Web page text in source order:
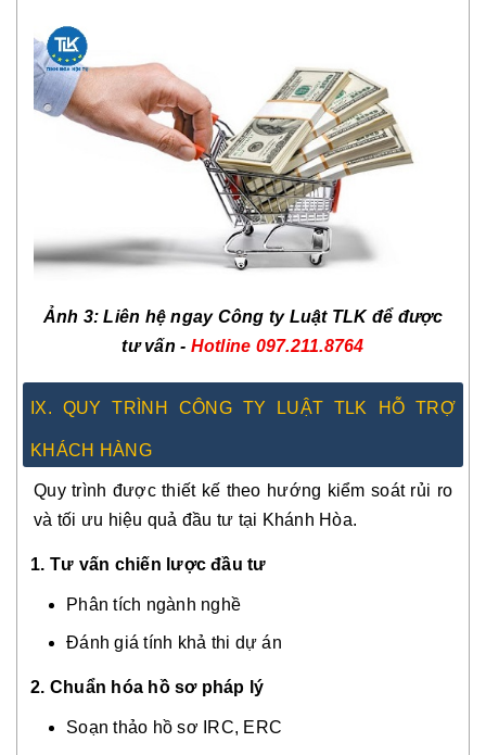
Ảnh 3: Liên hệ ngay Công ty Luật TLK để được
tư vấn - Hotline 097.211.8764
IX. QUY TRÌNH CÔNG TY LUẬT TLK HỖ TRỢ
KHÁCH HÀNG
Quy trình được thiết kế theo hướng kiểm soát rủi ro
và tối ưu hiệu quả đầu tư tại Khánh Hòa.
1. Tư vấn chiến lược đầu tư
Phân tích ngành nghề
Đánh giá tính khả thi dự án
2. Chuẩn hóa hồ sơ pháp lý
Soạn thảo hồ sơ IRC, ERC